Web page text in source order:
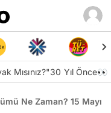
Mısınız?"30 Yıl Önce👀
Ne Zaman? 15